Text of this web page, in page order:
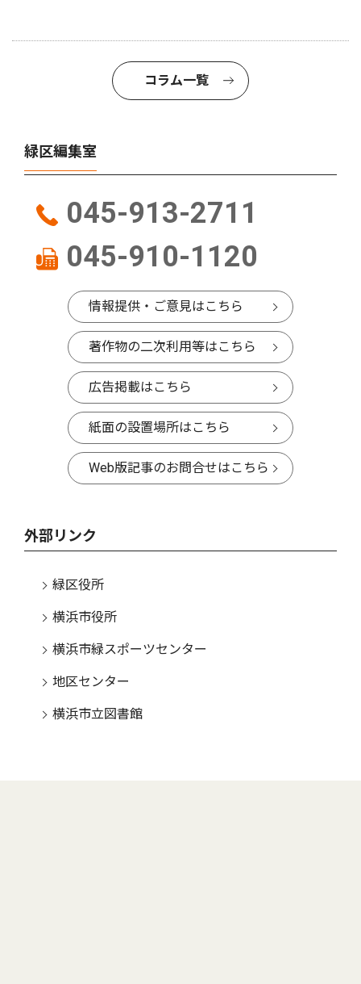
コラム一覧
緑区編集室
045-913-2711
045-910-1120
情報提供・ご意見はこちら
著作物の二次利用等はこちら
広告掲載はこちら
紙面の設置場所はこちら
Web版記事のお問合せはこちら
外部リンク
緑区役所
横浜市役所
横浜市緑スポーツセンター
地区センター
横浜市立図書館